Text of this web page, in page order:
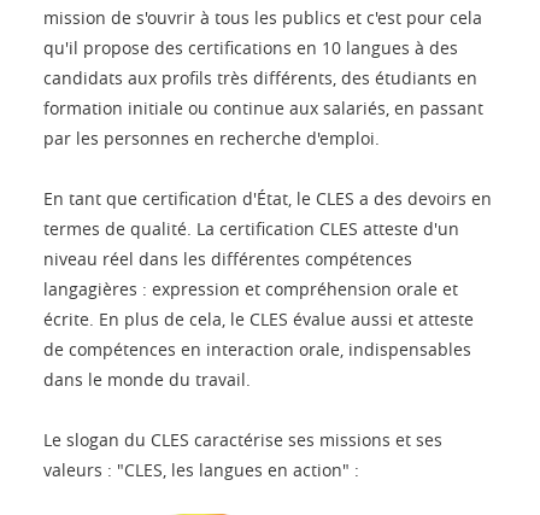
mission de s'ouvrir à tous les publics et c'est pour cela
qu'il propose des certifications en 10 langues à des
candidats aux profils très différents, des étudiants en
formation initiale ou continue aux salariés, en passant
par les personnes en recherche d'emploi.
En tant que certification d'État, le CLES a des devoirs en
termes de qualité. La certification CLES atteste d'un
niveau réel dans les différentes compétences
langagières : expression et compréhension orale et
écrite. En plus de cela, le CLES évalue aussi et atteste
de compétences en interaction orale, indispensables
dans le monde du travail.
Le slogan du CLES caractérise ses missions et ses
valeurs : "CLES, les langues en action" :